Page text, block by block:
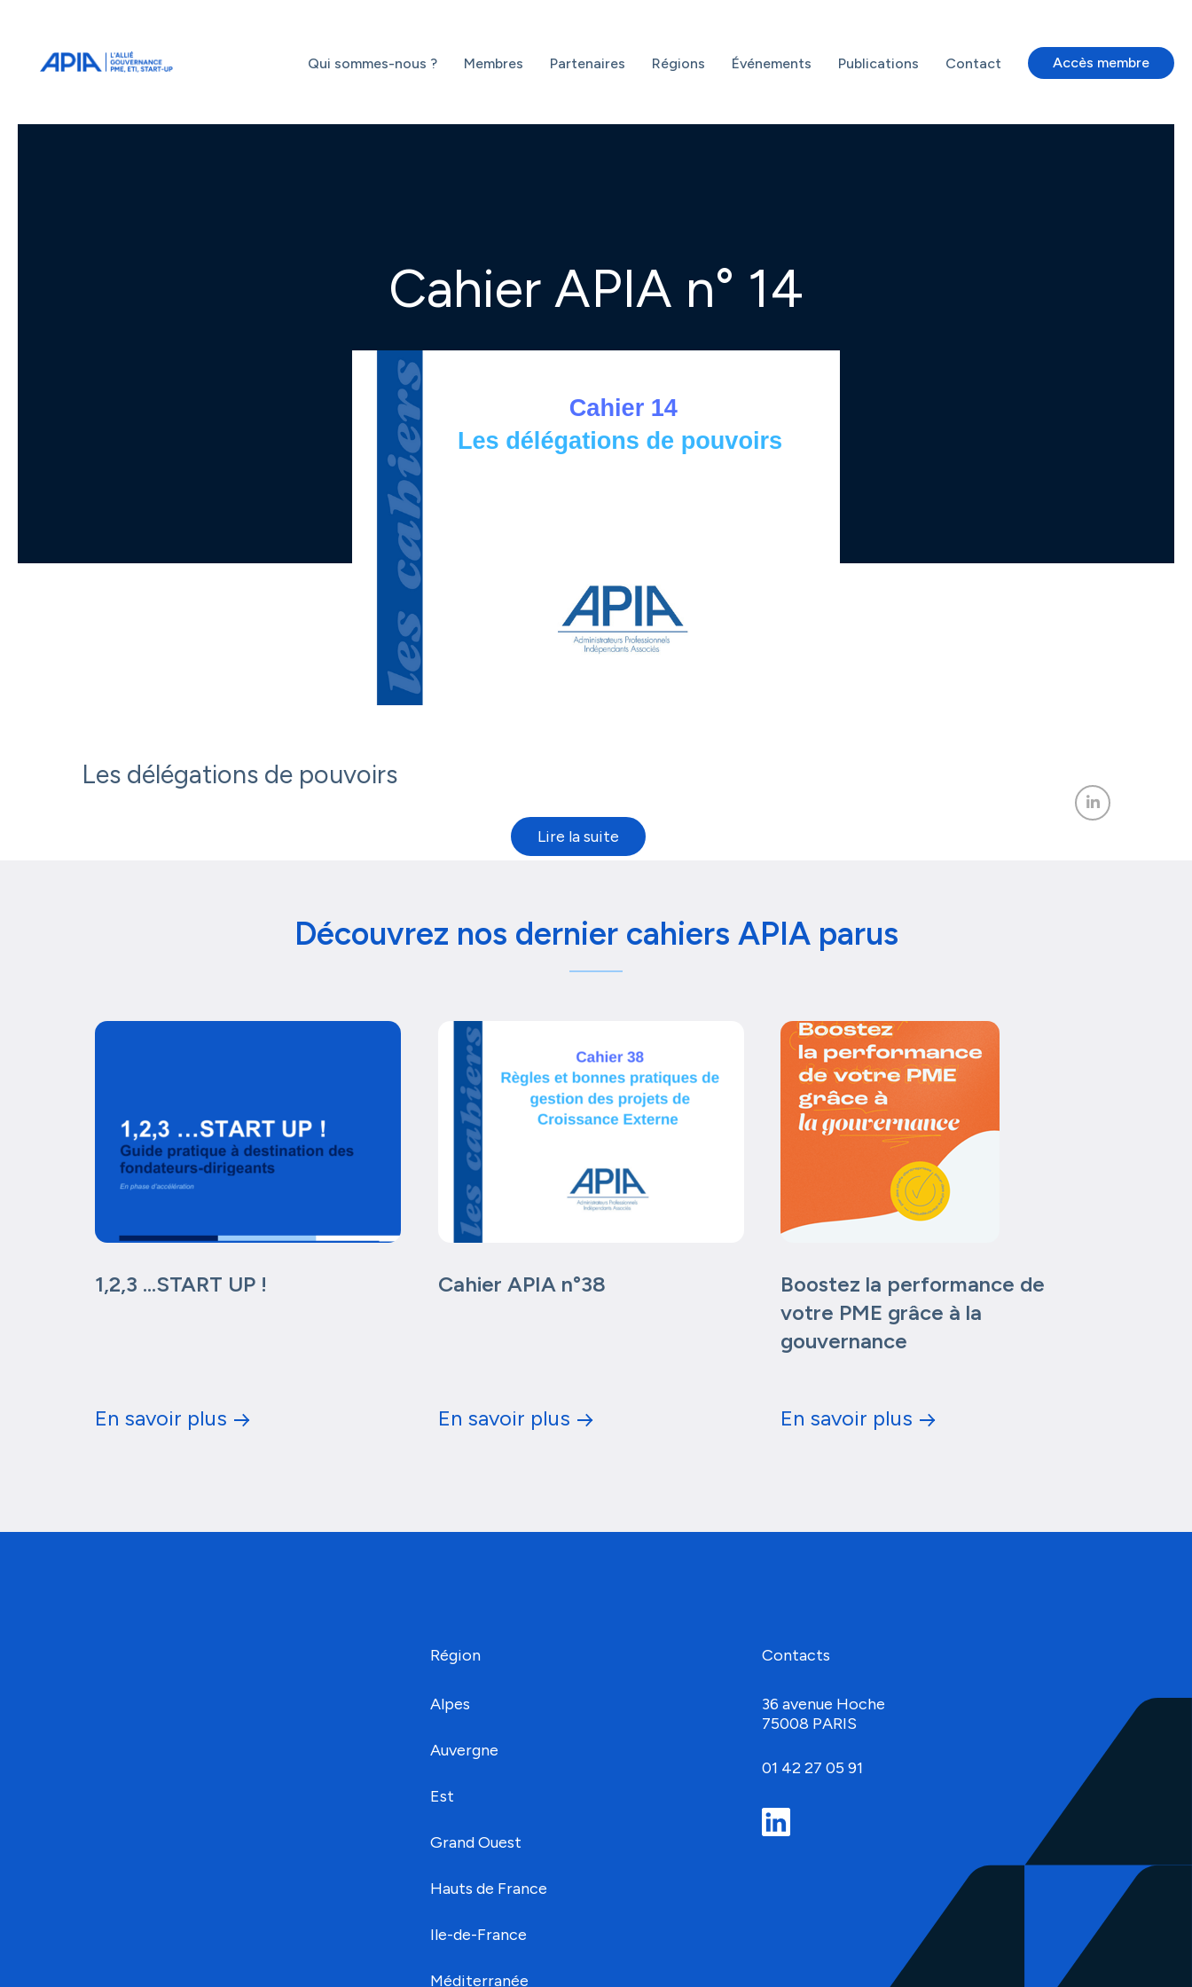
IndépendantsQui sommes-nous ? Membres Partenaires Régions Événements Publications Contact Accès membre
Cahier APIA n° 14
Les délégations de pouvoirs
Découvrez nos dernier cahiers APIA parus
1,2,3 …START UP !
En savoir plus
Cahier APIA n°38
En savoir plus
Boostez la performance de
votre PME grâce à la
gouvernance
En savoir plus
Région
Alpes
Auvergne
Est
Grand Ouest
Hauts de France
Ile-de-France
Méditerranée
Contacts
36 avenue Hoche
75008 PARIS
01 42 27 05 91